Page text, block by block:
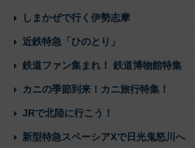
しまかぜで行く伊勢志摩
近鉄特急「ひのとり」
鉄道ファン集まれ！ 鉄道博物館特集
カニの季節到来！カニ旅行特集！
JRで北陸に行こう！
新型特急スペーシアXで日光鬼怒川へ